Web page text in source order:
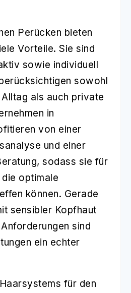
Perücken bieten
Vorteile. Sie sind
sowie individuell
sowohl
als auch private
in
von einer
und einer
sodass sie für
optimale
können. Gerade
sensibler Kopfhaut
sind
ein echter
für den